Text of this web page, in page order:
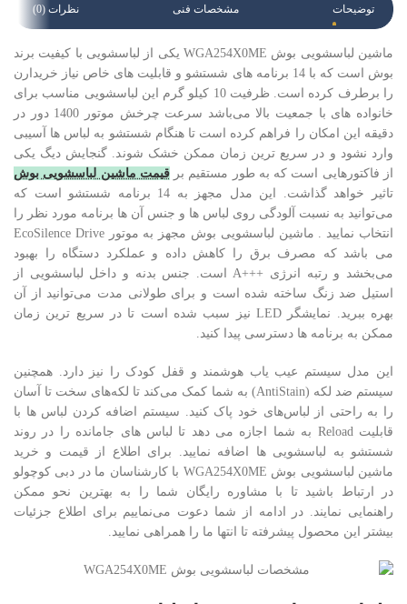
توضیحات مشخصات فنی نظرات (0)
ماشین لباسشویی بوش WGA254X0ME یکی از لباسشویی با کیفیت برند
بوش است که با 14 برنامه های شستشو و قابلیت های خاص نیاز خریدارن
را برطرف کرده است. ظرفیت 10 کیلو گرم این لباسشویی مناسب برای
خانواده های با جمعیت بالا می‌باشد سرعت چرخش موتور 1400 دور در
دقیقه این امکان را فراهم کرده است تا هنگام شستشو به لباس ها آسیبی
وارد نشود و در سریع ترین زمان ممکن خشک شوند. گنجایش دیگ یکی
از فاکتورهایی است که به طور مستقیم برقیمت ماشین لباسشویی بوش
تاثیر خواهد گذاشت. این مدل مجهز به 14 برنامه شستشو است که
می‌توانید به نسبت آلودگی روی لباس ها و جنس آن ها برنامه مورد نظر را
انتخاب نمایید . ماشین لباسشویی بوش مجهز به موتور EcoSilence Drive
می باشد که مصرف برق را کاهش داده و عملکرد دستگاه را بهبود
می‌بخشد و رتبه انرژی +++A است. جنس بدنه و داخل لباسشویی از
استیل ضد زنگ ساخته شده است و برای طولانی مدت می‌توانید از آن
بهره ببرید. نمایشگر LED نیز سبب شده است تا در سریع ترین زمان
ممکن به برنامه ها دسترسی پیدا کنید.
این مدل سیستم عیب یاب هوشمند و قفل کودک را نیز دارد. همچنین
سیستم ضد لکه (AntiStain) به شما کمک می‌کند تا لکه‌های سخت تا آسان
را به راحتی از لباس‌های خود پاک کنید. سیستم اضافه کردن لباس ها با
قابلیت Reload به شما اجازه می دهد تا لباس های جامانده را در روند
شستشو به لباسشویی ها اضافه نمایید. برای اطلاع از قیمت و خرید
ماشین لباسشویی بوش WGA254X0ME با کارشناسان ما در دبی کوچولو
در ارتباط باشید تا با مشاوره رایگان شما را به بهترین نحو ممکن
راهنمایی نمایند. در ادامه از شما دعوت می‌نماییم برای اطلاع جزئیات
بیشتر این محصول پیشرفته تا انتها ما را همراهی نمایید.